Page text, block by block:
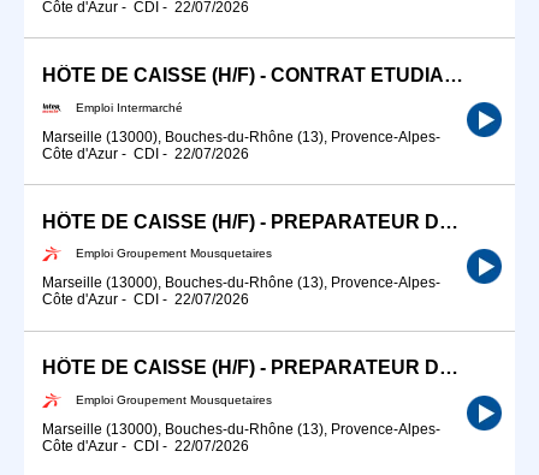
Côte d'Azur - CDI - 22/07/2026
HÔTE DE CAISSE (H/F) - CONTRAT ETUDIANT
Emploi Intermarché
Marseille (13000), Bouches-du-Rhône (13), Provence-Alpes-
Côte d'Azur - CDI - 22/07/2026
HÔTE DE CAISSE (H/F) - PREPARATEUR DRIVE (H/F) Intermarché des Camoins
Emploi Groupement Mousquetaires
Marseille (13000), Bouches-du-Rhône (13), Provence-Alpes-
Côte d'Azur - CDI - 22/07/2026
HÔTE DE CAISSE (H/F) - PREPARATEUR DRIVE (H/F) Intermarché des Camoins
Emploi Groupement Mousquetaires
Marseille (13000), Bouches-du-Rhône (13), Provence-Alpes-
Côte d'Azur - CDI - 22/07/2026